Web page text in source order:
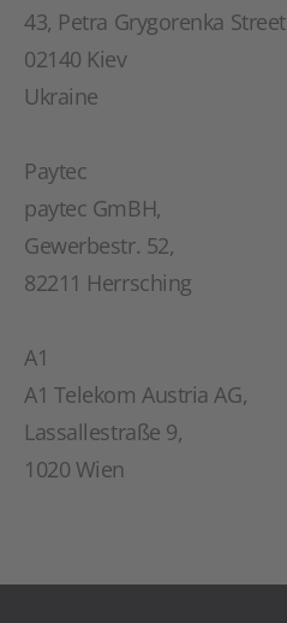
43, Petra Grygorenka Street
02140 Kiev
Ukraine
Paytec
paytec GmBH,
Gewerbestr. 52,
82211 Herrsching
A1
A1 Telekom Austria AG,
Lassallestraße 9,
1020 Wien